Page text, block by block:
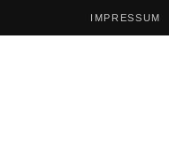
IMPRESSUM